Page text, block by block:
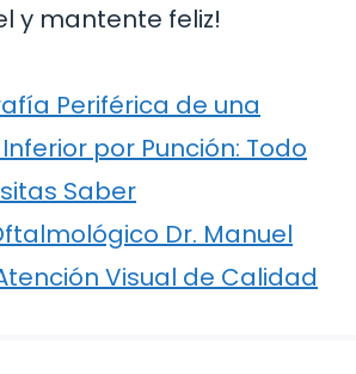
y mantente feliz!
Periférica de una
por Punción: Todo
Saber
Dr. Manuel
Visual de Calidad